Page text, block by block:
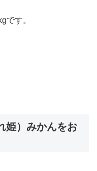
です。
姫）みかんをお